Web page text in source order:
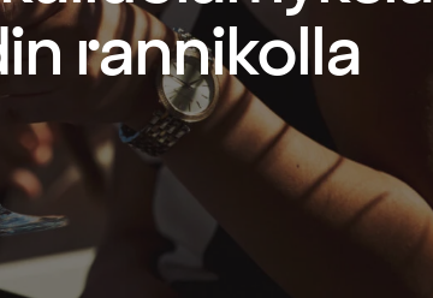
rannikolla